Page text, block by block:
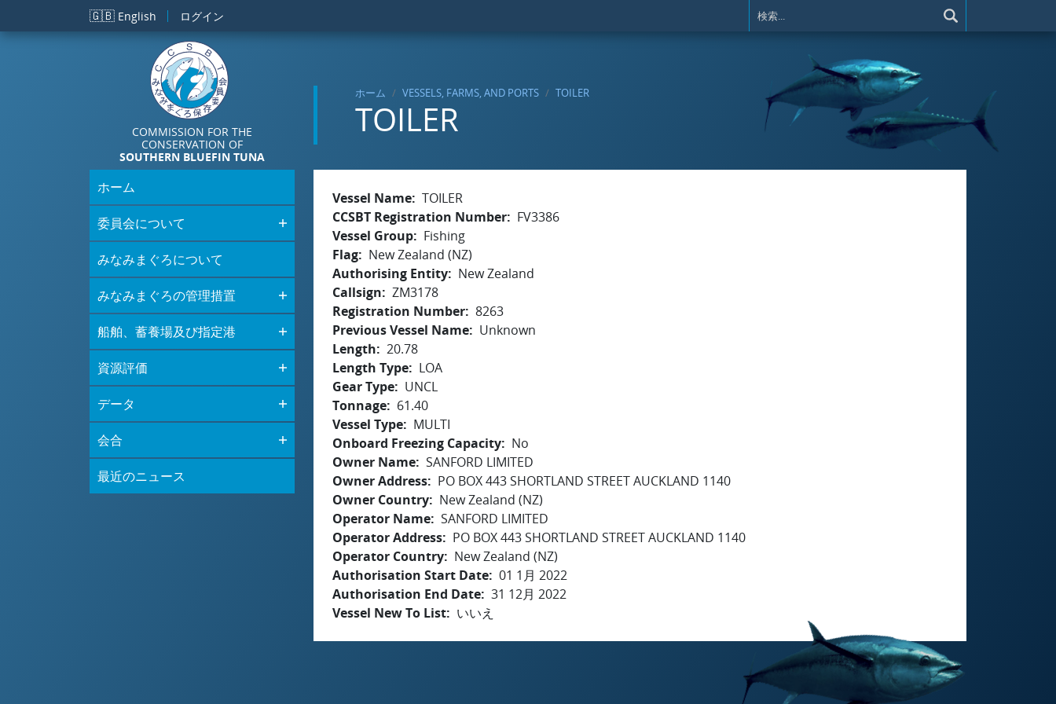
メインコンテンツに移動
🇬🇧 English ログイン
COMMISSION FOR THE
CONSERVATION OF
SOUTHERN BLUEFIN TUNA
ホーム VESSELS, FARMS, AND PORTS TOILER
TOILER
ホーム
委員会について
みなみまぐろについて
みなみまぐろの管理措置
船舶、蓄養場及び指定港
資源評価
データ
会合
最近のニュース
Vessel Name TOILER
CCSBT Registration Number
FV3386
Vessel Group
Fishing
Flag
New Zealand (NZ)
Authorising Entity
New Zealand
Callsign
ZM3178
Registration Number 8263
Previous Vessel Name
Unknown
Length
20.78
Length Type
LOA
Gear Type
UNCL
Tonnage
61.40
Vessel Type
MULTI
Onboard Freezing Capacity
No
Owner Name SANFORD LIMITED
Owner Address
PO BOX 443 SHORTLAND STREET AUCKLAND 1140
Owner Country
New Zealand (NZ)
Operator Name SANFORD LIMITED
Operator Address
PO BOX 443 SHORTLAND STREET AUCKLAND 1140
Operator Country
New Zealand (NZ)
Authorisation Start Date 01 1月 2022
Authorisation End Date 31 12月 2022
Vessel New To List
いいえ